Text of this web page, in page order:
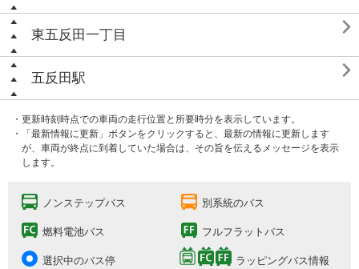
東五反田一丁目 
五反田駅 
・更新時刻時点での車両の走行位置と所要時分を表示しています。
・「最新情報に更新」ボタンをクリックすると、最新の情報に更新します
が、車両が終点に到着していた場合は、その旨を伝えるメッセージを表示
します。
ノンステップバス 別系統のバス
燃料電池バス フルフラットバス
選択中のバス停
ラッピングバス情報